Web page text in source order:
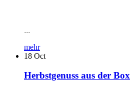
...
mehr
18 Oct
Herbstgenuss aus der Box